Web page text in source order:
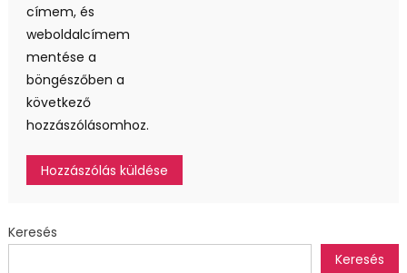
címem, és
weboldalcímem
mentése a
böngészőben a
következő
hozzászólásomhoz.
Keresés
Keresés